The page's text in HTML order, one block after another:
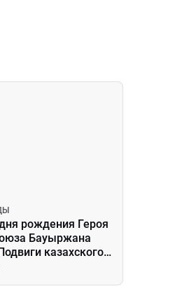
рождения Героя
Бауыржана
казахского